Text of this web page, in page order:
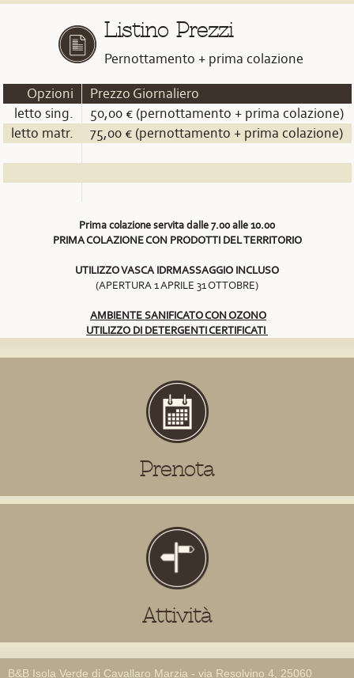
Listino Prezzi
Pernottamento + prima colazione
Opzioni
Prezzo Giornaliero
letto sing.
50,00 € (pernottamento + prima colazione)
letto matr.
75,00 € (pernottamento + prima colazione)
Prima colazione servita dalle 7.00 alle 10.00
PRIMA COLAZIONE CON PRODOTTI DEL TERRITORIO
UTILIZZO VASCA IDRMASSAGGIO INCLUSO
(APERTURA 1 APRILE 31 OTTOBRE)
AMBIENTE SANIFICATO CON OZONO
UTILIZZO DI DETERGENTI CERTIFICATI
Prenota
Attività
B&B Isola Verde di Cavallaro Marzia - via Resolvino 4, 25060